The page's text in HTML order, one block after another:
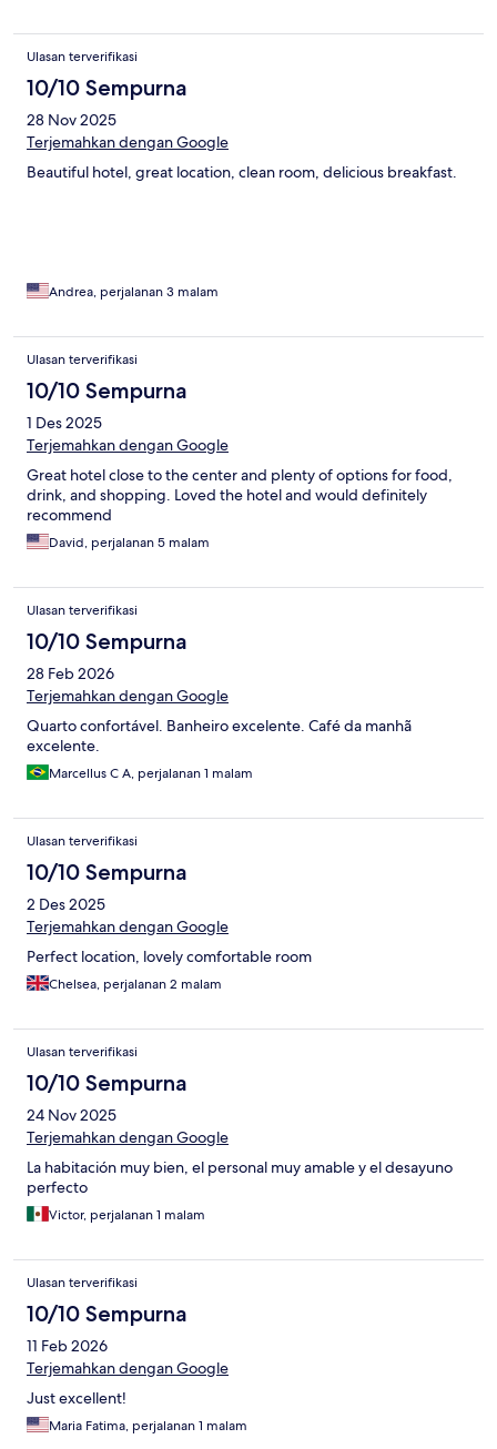
Ulasan terverifikasi
10/10 Sempurna
28 Nov 2025
Terjemahkan dengan Google
Beautiful hotel, great location, clean room, delicious breakfast.
Andrea, perjalanan 3 malam
Ulasan terverifikasi
10/10 Sempurna
1 Des 2025
Terjemahkan dengan Google
Great hotel close to the center and plenty of options for food,
drink, and shopping. Loved the hotel and would definitely
recommend
David, perjalanan 5 malam
Ulasan terverifikasi
10/10 Sempurna
28 Feb 2026
Terjemahkan dengan Google
Quarto confortável. Banheiro excelente. Café da manhã
excelente.
Marcellus C A, perjalanan 1 malam
Ulasan terverifikasi
10/10 Sempurna
2 Des 2025
Terjemahkan dengan Google
Perfect location, lovely comfortable room
Chelsea, perjalanan 2 malam
Ulasan terverifikasi
10/10 Sempurna
24 Nov 2025
Terjemahkan dengan Google
La habitación muy bien, el personal muy amable y el desayuno
perfecto
Victor, perjalanan 1 malam
Ulasan terverifikasi
10/10 Sempurna
11 Feb 2026
Terjemahkan dengan Google
Just excellent!
Maria Fatima, perjalanan 1 malam